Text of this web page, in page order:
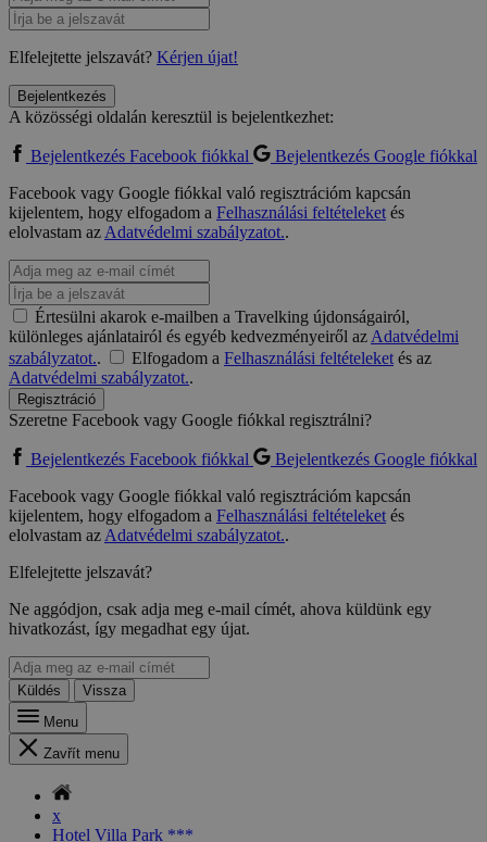
Elfelejtette jelszavát? Kérjen újat!
Bejelentkezés
A közösségi oldalán keresztül is bejelentkezhet:
Bejelentkezés Facebook fiókkal
Bejelentkezés Google fiókkal
Facebook vagy Google fiókkal való regisztrációm kapcsán
kijelentem, hogy elfogadom a Felhasználási feltételeketés
elolvastam azAdatvédelmi szabályzatot..
Értesülni akarok e-mailben a Travelking újdonságairól,
különleges ajánlatairól és egyéb kedvezményeiről azAdatvédelmi
szabályzatot.. Elfogadom a Felhasználási feltételeketés az
Adatvédelmi szabályzatot..
Regisztráció
Szeretne Facebook vagy Google fiókkal regisztrálni?
Bejelentkezés Facebook fiókkal
Bejelentkezés Google fiókkal
Facebook vagy Google fiókkal való regisztrációm kapcsán
kijelentem, hogy elfogadom a Felhasználási feltételeketés
elolvastam azAdatvédelmi szabályzatot..
Elfelejtette jelszavát?
Ne aggódjon, csak adja meg e-mail címét, ahova küldünk egy
hivatkozást, így megadhat egy újat.
Küldés
Vissza
Menu
Zavřít menu
x
Hotel Villa Park ***